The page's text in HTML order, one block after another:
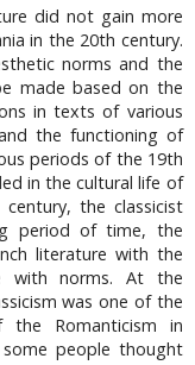
did not gain more
in the 20th century.
norms and the
made based on the
in texts of various
the functioning of
periods of the 19th
in the cultural life of
the classicist
period of time, the
literature with the
with norms. At the
was one of the
the Romanticism in
people thought